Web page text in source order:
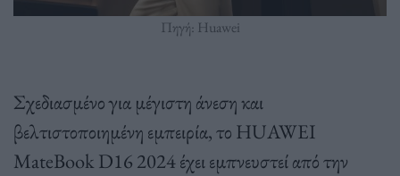
Πηγή: Huawei
Σχεδιασμένο για μέγιστη άνεση και
βελτιστοποιημένη εμπειρία, το HUAWEI
MateBook D16 2024 έχει εμπνευστεί από την